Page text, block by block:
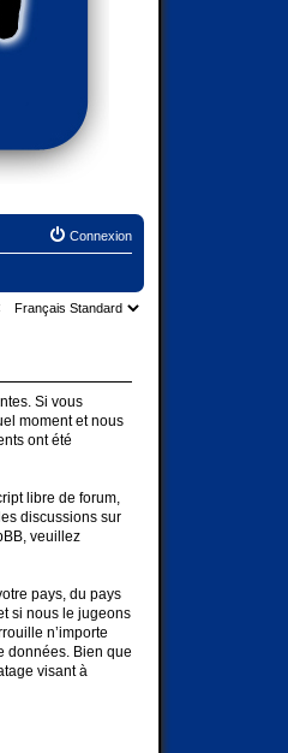
Connexion
Si vous
moment et nous
ont été
libre de forum,
discussions sur
veuillez
pays, du pays
si nous le jugeons
n’importe
données. Bien que
visant à